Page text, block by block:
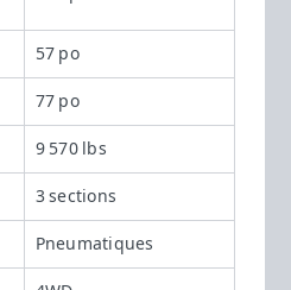
57 po
77 po
9 570 lbs
3 sections
Pneumatiques